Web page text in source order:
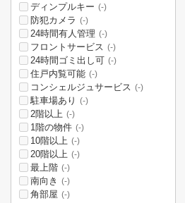
ディンプルキー (-)
防犯カメラ (-)
24時間有人管理 (-)
フロントサービス (-)
24時間ゴミ出し可 (-)
住戸内覧可能 (-)
コンシェルジュサービス (-)
駐車場あり (-)
2階以上 (-)
1階の物件 (-)
10階以上 (-)
20階以上 (-)
最上階 (-)
南向き (-)
角部屋 (-)